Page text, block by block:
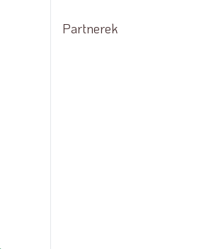
Partnerek